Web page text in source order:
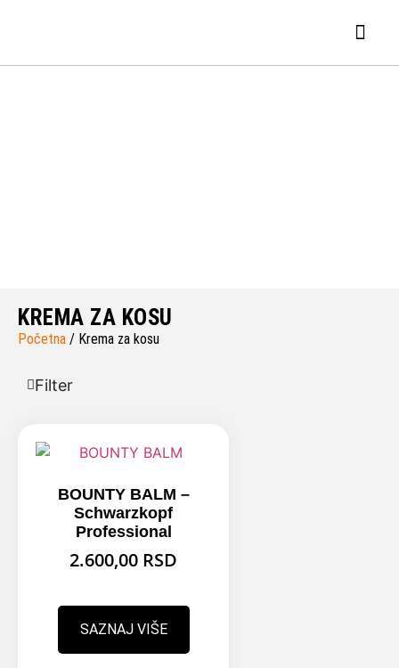
KREMA ZA KOSU
Početna / Krema za kosu
Filter
BOUNTY BALM –
Schwarzkopf
Professional
2.600,00 RSD
SAZNAJ VIŠE